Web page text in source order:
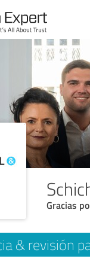
Gracias
& revisión